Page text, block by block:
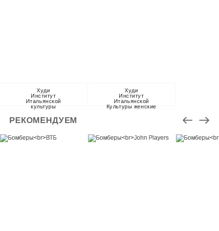
Худи
Институт
Итальянской
культуры
Худи
Институт
Итальянской
Культуры женские
РЕКОМЕНДУЕМ